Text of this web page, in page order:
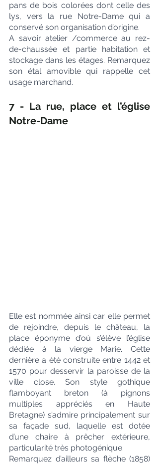
pans de bois colorées dont celle des
lys, vers la rue Notre-Dame qui a
conservé son organisation d’origine.
A savoir atelier /commerce au rez-
de-chaussée et partie habitation et
stockage dans les étages. Remarquez
son étal amovible qui rappelle cet
usage marchand.
7 - La rue, place et l’église
Notre-Dame
Elle est nommée ainsi car elle permet
de rejoindre, depuis le château, la
place éponyme d’où s’élève l’église
dédiée à la vierge Marie. Cette
dernière a été construite entre 1442 et
1570 pour desservir la paroisse de la
ville close. Son style gothique
flamboyant breton (à pignons
multiples appréciés en Haute
Bretagne) s’admire principalement sur
sa façade sud, laquelle est dotée
d’une chaire à prêcher extérieure,
particularité très photogénique.
Remarquez d’ailleurs sa flèche (1858)